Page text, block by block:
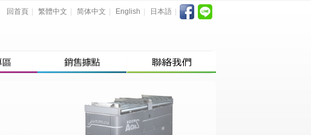
回首頁 繁體中文 简体中文 English 日本語